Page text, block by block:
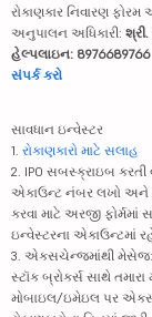
રોકાણકાર નિવારણ
અનુપાલન અધિકારી:
હેલ્પલાઇન: 8976689766
સંપર્ક કરો
સાવધાન ઇન્વેસ્ટર
1. રોકાણકારો માટે સલાહ
2. IPO સબસ્ક્રાઇબ
એકાઉન્ટ નંબર લખો અને
કરવા માટે અરજી ફોર્મમાં
ઇન્વેસ્ટરના એકાઉન્ટમાં
3. એક્સચેન્જમાંથી મેસેજ:
સ્ટૉક બ્રોકર્સ સાથે
મોબાઇલ/ઇમેઇલ પર